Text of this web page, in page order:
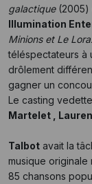
galactique(2005)
Illumination
Minions et Le
téléspectateurs à
drôlement
gagner un
Le casting
Martelet ,
Talbot avait la
musique originale
85 chansons